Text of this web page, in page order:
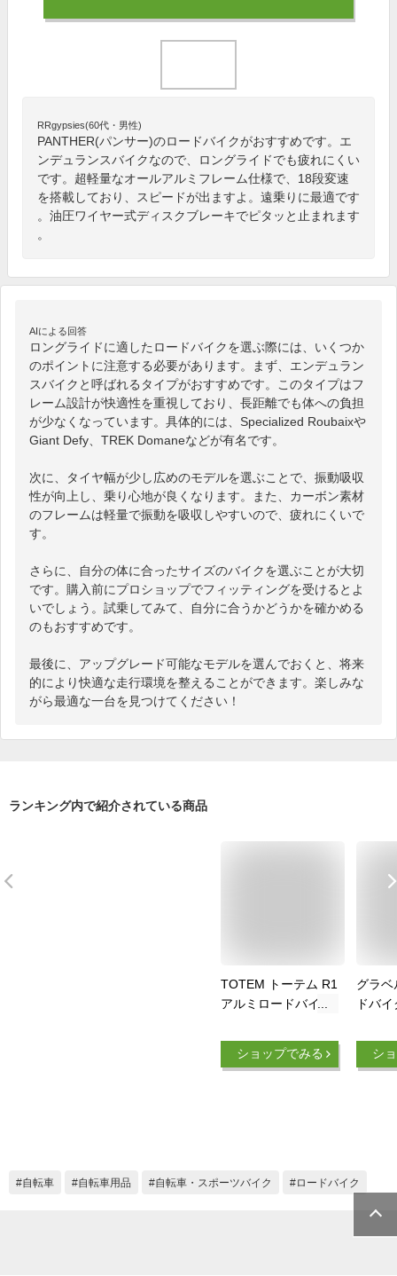
RRgypsies(60代・男性)
PANTHER(パンサー)のロードバイクがおすすめです。エ
ンデュランスバイクなので、ロングライドでも疲れにくい
です。超軽量なオールアルミフレーム仕様で、18段変速
を搭載しており、スピードが出ますよ。遠乗りに最適です
。油圧ワイヤー式ディスクブレーキでピタッと止まれます
。
AIによる回答
ロングライドに適したロードバイクを選ぶ際には、いくつか
のポイントに注意する必要があります。まず、エンデュラン
スバイクと呼ばれるタイプがおすすめです。このタイプはフ
レーム設計が快適性を重視しており、長距離でも体への負担
が少なくなっています。具体的には、Specialized Roubaixや
Giant Defy、TREK Domaneなどが有名です。
次に、タイヤ幅が少し広めのモデルを選ぶことで、振動吸収
性が向上し、乗り心地が良くなります。また、カーボン素材
のフレームは軽量で振動を吸収しやすいので、疲れにくいで
す。
さらに、自分の体に合ったサイズのバイクを選ぶことが大切
です。購入前にプロショップでフィッティングを受けるとよ
いでしょう。試乗してみて、自分に合うかどうかを確かめる
のもおすすめです。
最後に、アップグレード可能なモデルを選んでおくと、将来
的により快適な走行環境を整えることができます。楽しみな
がら最適な一台を見つけてください！
ランキング内で紹介されている商品
TOTEM トーテム R1
アルミロードバイク
速・軽量モデル
（2×8速）
ショップでみる
グラベ
ドバ
カー直
チ相
014-
シ
自転車 自転車用品 自転車・スポーツバイク ロードバイク